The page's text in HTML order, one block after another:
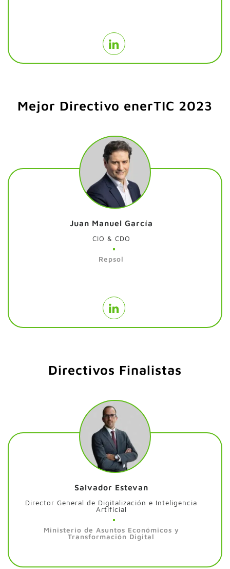
Mejor Directivo enerTIC 2023
Juan Manuel García
CIO & CDO
Repsol
Directivos Finalistas
Salvador Estevan
Director General de Digitalización e Inteligencia
Artificial
Ministerio de Asuntos Económicos y
Transformación Digital